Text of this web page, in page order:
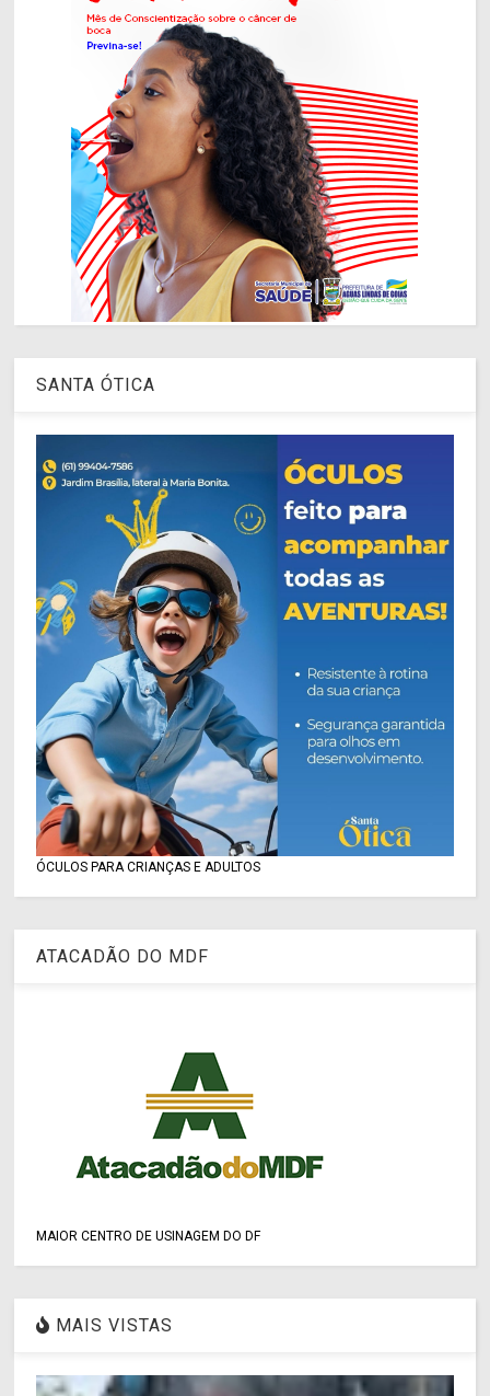
SANTA ÓTICA
ÓCULOS PARA CRIANÇAS E ADULTOS
ATACADÃO DO MDF
MAIOR CENTRO DE USINAGEM DO DF
MAIS VISTAS